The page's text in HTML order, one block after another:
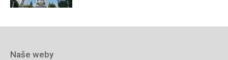
Naše weby